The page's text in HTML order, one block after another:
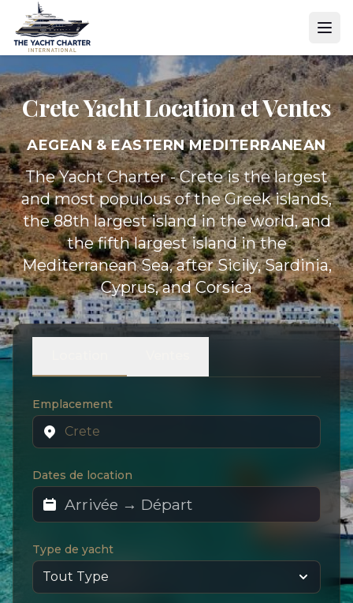
Crete YachtLocation et Ventes
AEGEAN & EASTERN MEDITERRANEAN
The Yacht Charter - Crete is the largest
and most populous of the Greek islands,
the 88th largest island in the world, and
the fifth largest island in the
Mediterranean Sea, after Sicily, Sardinia,
Cyprus, and Corsica
Emplacement
Dates de location
Type de yacht